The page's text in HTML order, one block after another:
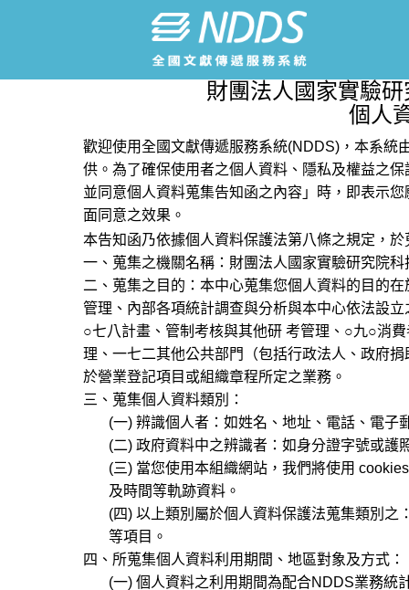
財團法人國家實驗
個人
歡迎使用全國文獻傳遞服務系統(NDDS)，本系統
供。為了確保使用者之個人資料、隱私及權益之
並同意個人資料蒐集告知函之內容」時，即表示
面同意之效果。
本告知函乃依據個人資料保護法第八條之規定，
一、蒐集之機關名稱：財團法人國家實驗研究院
二、蒐集之目的：本中心蒐集您個人資料的目的
管理、內部各項統計調查與分析與本中心依法設
○七八計畫、管制考核與其他研 考管理、○九○消
理、一七二其他公共部門（包括行政法人、政府
於營業登記項目或組織章程所定之業務。
三、蒐集個人資料類別：
(一) 辨識個人者：如姓名、地址、電話、電子
(二) 政府資料中之辨識者：如身分證字號或護
(三) 當您使用本組織網站，我們將使用 cookies
及時間等軌跡資料。
(四) 以上類別屬於個人資料保護法蒐集類別之
等項目。
四、所蒐集個人資料利用期間、地區對象及方式：
(一) 個人資料之利用期間為配合NDDS業務統